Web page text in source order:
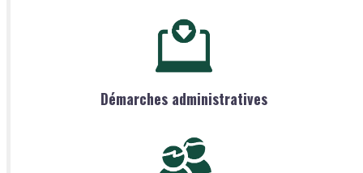
Démarches administratives